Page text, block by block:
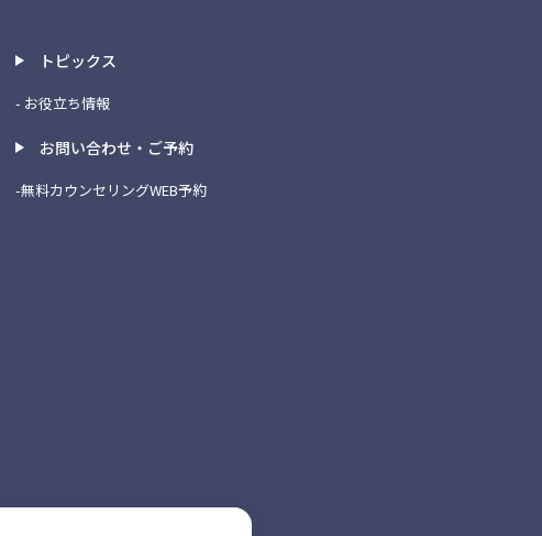
トピックス
- お役立ち情報
お問い合わせ・ご予約
-無料カウンセリングWEB予約